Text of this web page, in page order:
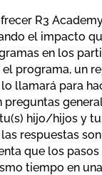
R3
el impacto
en los
programa, un
llamará para
preguntas
hijo/hijos y
respuestas
que los
tiempo en